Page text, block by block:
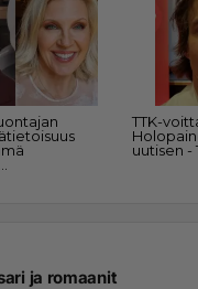
ja romaanit